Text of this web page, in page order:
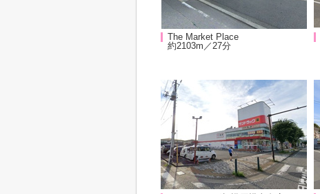
The Market Place
約2103m／27分